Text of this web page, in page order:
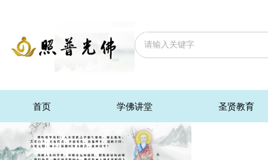
首页 学佛讲堂 圣贤教育